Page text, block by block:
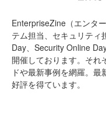
EnterpriseZine（エンタ
テム担当、セキュリテ
Day、Security Online
開催しております。それ
ドや最新事例を網羅。最
好評を得ています。